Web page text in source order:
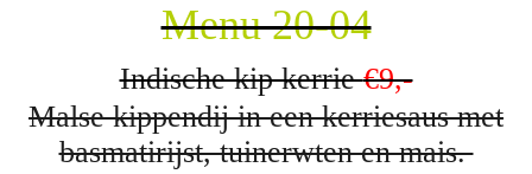
Menu 20-04
Indische kip kerrie€9,-
Malse kippendij in een kerriesaus met
basmatirijst, tuinerwten en mais.